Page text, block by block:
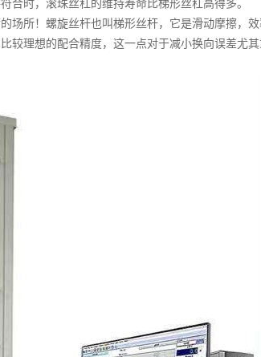
合时，滚珠丝杠的维持寿命比梯形丝杠高得多。
场所！螺旋丝杆也叫梯形丝杆，它是滑动摩擦，
较理想的配合精度，这一点对于减小换向误差尤